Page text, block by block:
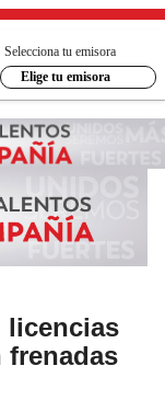
Selecciona tu emisora
Elige tu emisora
licencias
frenadas